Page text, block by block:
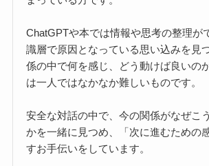
ChatGPTや本では情報や思考の整理が
識層で原因となっている思い込みを見
係の中で何を感じ、どう動けば良いの
は一人ではなかなか難しいものです。
安全な対話の中で、今の関係がなぜこ
かを一緒に見つめ、「次に進むための
すお手伝いをしています。